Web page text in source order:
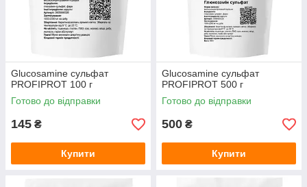
Glucosamine сульфат
PROFIPROT 100 г
Готово до відправки
145 ₴
Купити
Glucosamine сульфат
PROFIPROT 500 г
Готово до відправки
500 ₴
Купити